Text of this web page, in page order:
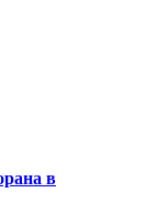
в